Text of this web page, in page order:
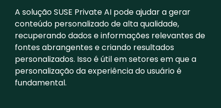
A solução SUSE Private AI pode ajudar a gerar
conteúdo personalizado de alta qualidade,
recuperando dados e informações relevantes de
fontes abrangentes e criando resultados
personalizados. Isso é útil em setores em que a
personalização da experiência do usuário é
fundamental.